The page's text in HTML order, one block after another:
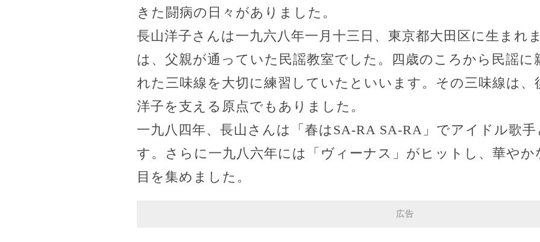
きた闘病の日々がありました。
長山洋子さんは一九六八年一月十三日、東京都大田区に生まれ
は、父親が通っていた民謡教室でした。四歳のころから民謡に
れた三味線を大切に練習していたといいます。その三味線は、
洋子を支える原点でもありました。
一九八四年、長山さんは「春はSA-RA SA-RA」でアイドル歌
す。さらに一九八六年には「ヴィーナス」がヒットし、華や
目を集めました。
広告